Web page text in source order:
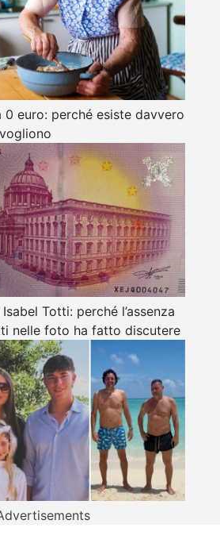
0 euro: perché esiste davvero
Totti: perché l’assenza
nelle foto ha fatto discutere